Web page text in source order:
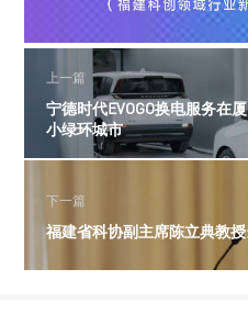
上一篇
宁德时代EVOGO换电服务在
小绿环城市
下一篇
福建省科协副主席陈立典教